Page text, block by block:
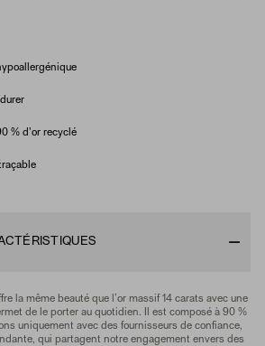
% d'or recyclé
la même beauté que l’or massif 14 carats avec une
de le porter au quotidien. Il est composé à 90 %
uniquement avec des fournisseurs de confiance,
qui partagent notre engagement envers des